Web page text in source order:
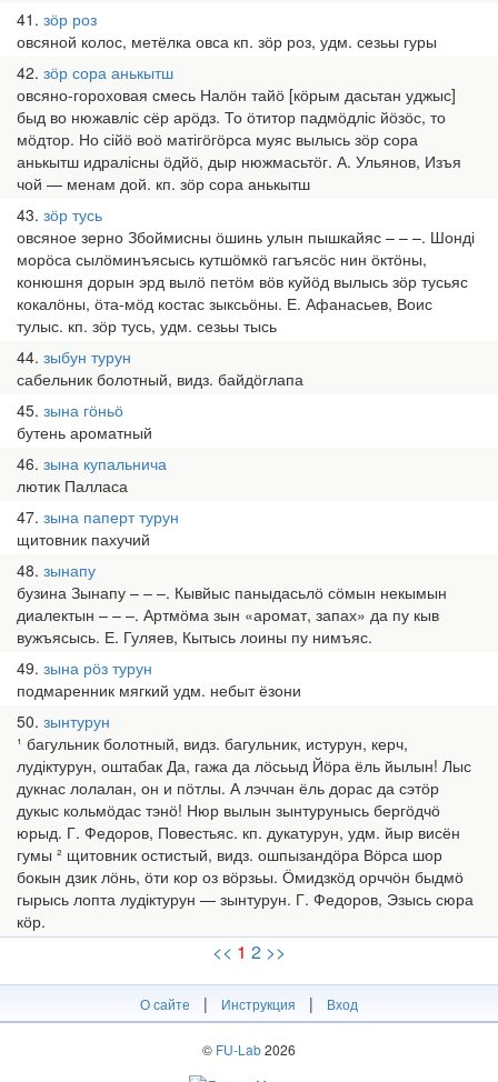
41 зӧр роз
овсяной колос, метёлка овса кп. зӧр роз, удм. сезьы гуры
42 зӧр сора анькытш
овсяно-гороховая смесь Налӧн тайӧ [кӧрым дасьтан уджыс]
быд во нюжавліс сёр арӧдз. То ӧтитор падмӧдліс йӧзӧс, то
мӧдтор. Но сійӧ воӧ матігӧгӧрса муяс вылысь зӧр сора
анькытш идралісны ӧдйӧ, дыр нюжмасьтӧг. А. Ульянов, Изъя
чой — менам дой. кп. зӧр сора анькытш
43 зӧр тусь
овсяное зерно Збоймисны ӧшинь улын пышкайяс – – –. Шонді
морӧса сылӧминъясысь кутшӧмкӧ гагъясӧс нин ӧктӧны,
конюшня дорын эрд вылӧ петӧм вӧв куйӧд вылысь зӧр тусьяс
кокалӧны, ӧта-мӧд костас зыксьӧны. Е. Афанасьев, Воис
тулыс. кп. зӧр тусь, удм. сезьы тысь
44 зыбун турун
сабельник болотный, видз. байдӧглапа
45 зына гӧньӧ
бутень ароматный
46 зына купальнича
лютик Палласа
47 зына паперт турун
щитовник пахучий
48 зынапу
бузина Зынапу – – –. Кывйыс паныдасьлӧ сӧмын некымын
диалектын – – –. Артмӧма зын «аромат, запах» да пу кыв
вужъясысь. Е. Гуляев, Кытысь лоины пу нимъяс.
49 зына рӧз турун
подмаренник мягкий удм. небыт ёзони
50 зынтурун
¹ багульник болотный, видз. багульник, истурун, керч,
лудіктурун, оштабак Да, гажа да лӧсьыд Йӧра ёль йылын! Лыс
дукнас лолалан, он и пӧтлы. А лэччан ёль дорас да сэтӧр
дукыс кольмӧдас тэнӧ! Нюр вылын зынтурунысь бергӧдчӧ
юрыд. Г. Федоров, Повестьяс. кп. дукатурун, удм. йыр висён
гумы ² щитовник остистый, видз. ошпызандӧра Вӧрса шор
бокын дзик лӧнь, ӧти кор оз вӧрзьы. Ӧмидзкӧд орччӧн быдмӧ
гырысь лопта лудіктурун — зынтурун. Г. Федоров, Эзысь сюра
кӧр.
<< 1 2 >>
О сайте | Инструкция | Вход
© FU-Lab2026